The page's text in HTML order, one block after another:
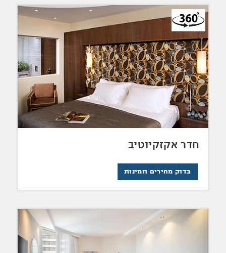
חדר אקזקיוטיב
בדוק מחירים וזמינות